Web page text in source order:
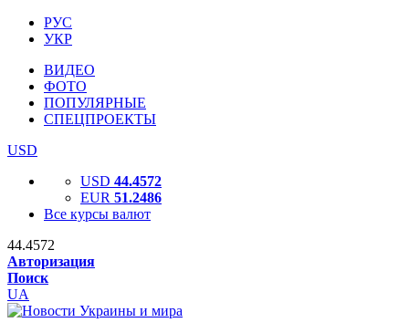
РУС
УКР
ВИДЕО
ФОТО
ПОПУЛЯРНЫЕ
СПЕЦПРОЕКТЫ
USD
USD 44.4572
EUR 51.2486
Все курсы валют
44.4572
Авторизация
Поиск
UA